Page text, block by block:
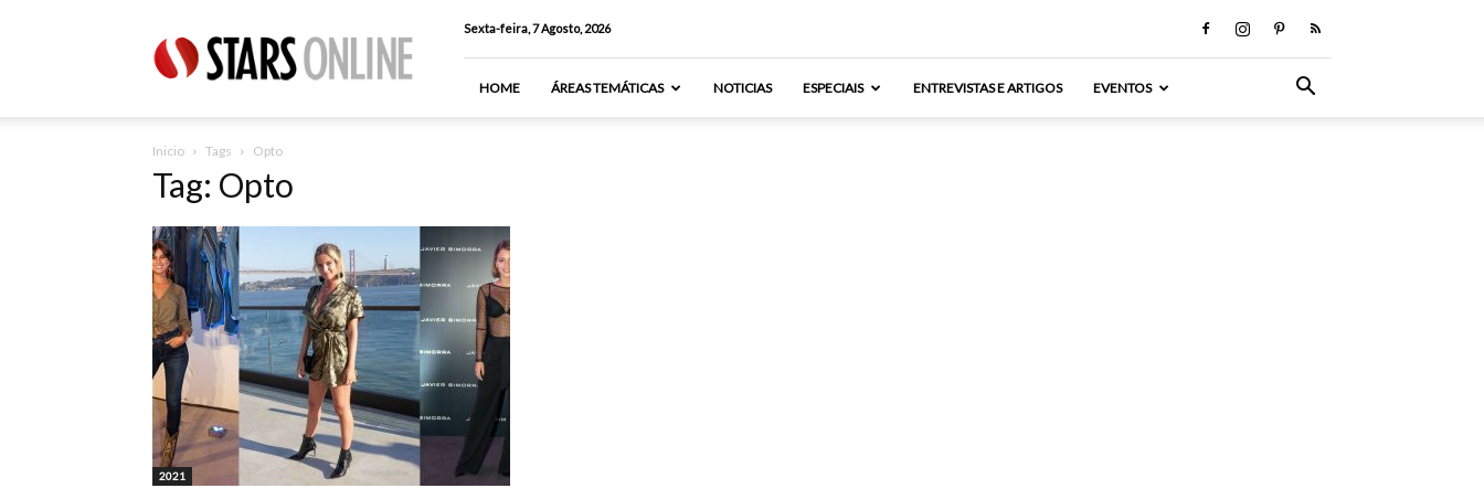
Online
Sexta-feira, 7 Agosto, 2026
HOME ÁREAS TEMÁTICAS NOTICIAS ESPECIAIS ENTREVISTAS E ARTIGOS EVENTOS
Inicio Tags Opto
Tag: Opto
2021